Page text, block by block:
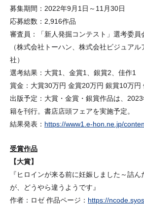
募集期間：2022年9月1日～11月30日
応募総数：2,916作品
審査員：「新人発掘コンテスト」選考委員
（株式会社トーハン、株式会社ビジュア
社）
選考結果：大賞1、金賞1、銀賞2、佳作1
賞金：大賞30万円 金賞20万円 銀賞10万円
出版予定：大賞・金賞・銀賞作品は、
籍を刊行。書店店頭フェアを実施予定。
結果発表： https://www1.e-hon.ne.jp/
受賞作品
【大賞】
『ヒロインが来る前に妊娠しました～詰
が、どうやら違うようです』
作者：ロゼ 作品ページ： https://